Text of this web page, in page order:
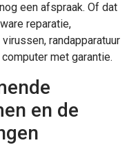
een afspraak. Of dat
reparatie,
randapparatuur
met garantie.
en de